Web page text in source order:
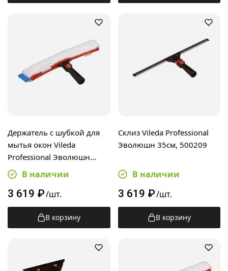
Держатель с шубкой для
мытья окон Vileda
Professional Эволюшн
35см, для мытья окон,
100812
В наличии
3 619 ₽/шт.
В корзину
Склиз Vileda Professional
Эволюшн 35см, 500209
В наличии
3 619 ₽/шт.
В корзину